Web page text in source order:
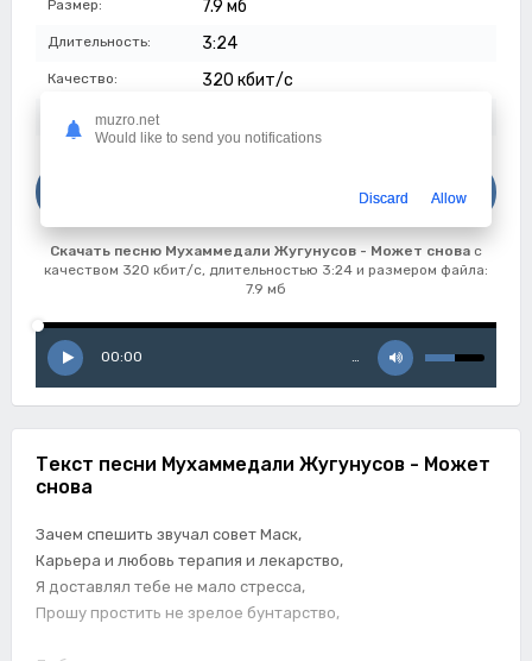
Размер: 7.9 мб
Длительность: 3:24
Качество: 320 кбит/с
Мухаммедали Жугунусов - Может снова
Скачать песню Мухаммедали Жугунусов - Может снова с
качеством 320 кбит/с, длительностью 3:24 и размером файла:
7.9 мб
00:00 …
Текст песни Мухаммедали Жугунусов - Может
снова
Зачем спешить звучал совет Маск,
Карьера и любовь терапия и лекарство,
Я доставлял тебе не мало стресса,
Прошу простить не зрелое бунтарство,
muzro.net
Would like to send you notifications
Discard Allow